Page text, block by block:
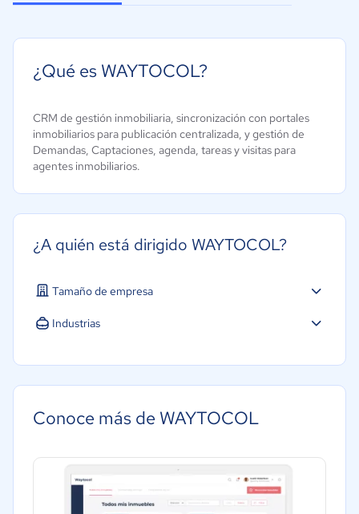
¿Qué es WAYTOCOL?
CRM de gestión inmobiliaria, sincronización con portales
inmobiliarios para publicación centralizada, y gestión de
Demandas, Captaciones, agenda, tareas y visitas para
agentes inmobiliarios.
¿A quién está dirigido WAYTOCOL?
Tamaño de empresa
Micro: 1 a 9 trabajadores
Industrias
Conoce más de WAYTOCOL